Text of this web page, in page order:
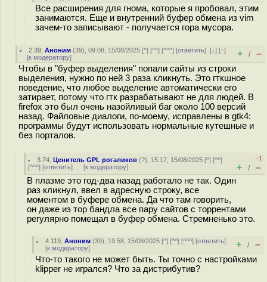
Все расширения для гнома, которые я пробовал, этим
занимаются. Еще и внутренний буфер обмена из vim
зачем-то записывают - получается гора мусора.
2.39 ,Аноним (39), 09:08, 15/08/2025 [^] [^^] [^^^] [ответить][↓] [↑]
[к модератору] + / –
Чтобы в "буфер выделения" попали сайты из строки
выделения, нужно по ней 3 раза кликнуть. Это гткшное
поведение, что любое выделение автоматически его
затирает, потому что гтк разрабатывают не для людей. В
firefox это был очень назойливый баг около 100 версий
назад. Файловые диалоги, по-моему, исправлены в gtk4:
программы будут использовать нормальные кутешные и
без порталов.
3.74 ,Ценитель GPL рогаликов (?), 15:17, 15/08/2025 [^] [^^]
[^^^] [ответить] [к модератору]
–1
+ / –
В плазме это год-два назад работало не так. Один
раз кликнул, ввел в адресную строку, все
моментом в буфере обмена. Да что там говорить,
он даже из тор бандла все пару сайтов с торрентами
регулярно помещал в буфер обмена. Стремненько это.
4.119 ,Аноним (39), 19:58, 15/08/2025 [^] [^^] [^^^] [ответить]
[к модератору] + / –
Что-то такого не может быть. Ты точно с настройками
klipper не игрался? Что за дистрибутив?